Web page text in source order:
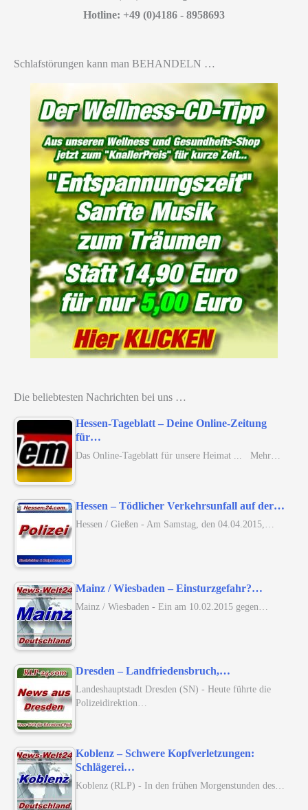
Hotline: +49 (0)4186 - 8958693
Schlafstörungen kann man BEHANDELN …
Die beliebtesten Nachrichten bei uns …
Hessen-Tageblatt – Deine Online-Zeitung
für…
Das Online-Tageblatt für unsere Heimat ... Mehr…
Hessen – Tödlicher Verkehrsunfall auf der…
Hessen / Gießen - Am Samstag, den 04.04.2015,…
Mainz / Wiesbaden – Einsturzgefahr?…
Mainz / Wiesbaden - Ein am 10.02.2015 gegen…
Dresden – Landfriedensbruch,…
Landeshauptstadt Dresden (SN) - Heute führte die
Polizeidirektion…
Koblenz – Schwere Kopfverletzungen:
Schlägerei…
Koblenz (RLP) - In den frühen Morgenstunden des…